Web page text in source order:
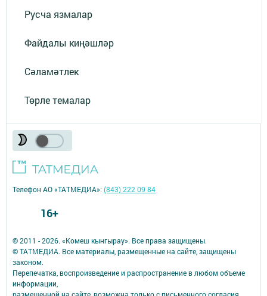
Русча язмалар
Файдалы киңәшләр
Сәламәтлек
Төрле темалар
© 2011 - 2026. «Комеш кынгырау». Все права защищены.
© ТАТМЕДИА. Все материалы, размещенные на сайте, защищены
законом.
Перепечатка, воспроизведение и распространение в любом объеме
информации,
Телефон АО «ТАТМЕДИА»:(843) 222 09 84
16+